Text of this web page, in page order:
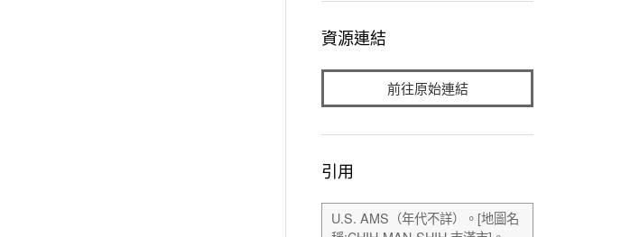
資源連結
前往原始連結
引用